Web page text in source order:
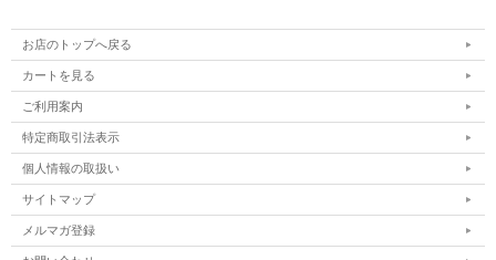
お店のトップへ戻る
カートを見る
ご利用案内
特定商取引法表示
個人情報の取扱い
サイトマップ
メルマガ登録